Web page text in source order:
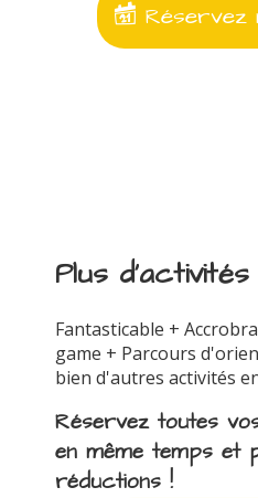
Réservez
Plus d'activités
Fantasticable +
game + Parcours
bien d'autres activités
Réservez toutes
en même temps et
réductions !